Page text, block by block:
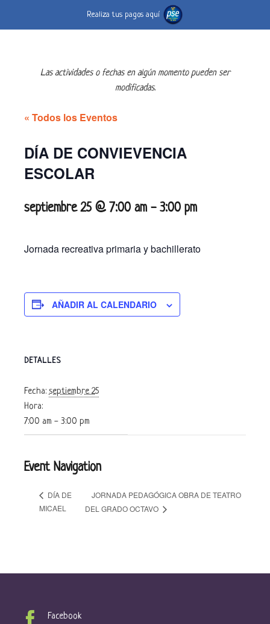
Realiza tus pagos aquí
Las actividades o fechas en algún momento pueden ser
modificadas.
« Todos los Eventos
DÍA DE CONVIEVENCIA
ESCOLAR
septiembre 25 @ 7:00 am - 3:00 pm
Jornada recreativa primaria y bachillerato
AÑADIR AL CALENDARIO
DETALLES
Fecha: septiembre 25
Hora:
7:00 am - 3:00 pm
Event Navigation
DÍA DE
MICAEL
JORNADA PEDAGÓGICA OBRA DE TEATRO
DEL GRADO OCTAVO
Facebook